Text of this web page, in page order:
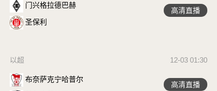
门兴格拉德巴赫
圣保利
高清直播
以超 12-03 01:30
布奈萨克宁哈普尔
高清直播